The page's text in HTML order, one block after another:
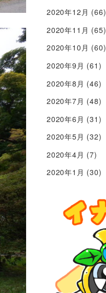
2020年12月 (66)
2020年11月 (65)
2020年10月 (60)
2020年9月 (61)
2020年8月 (46)
2020年7月 (48)
2020年6月 (31)
2020年5月 (32)
2020年4月 (7)
2020年1月 (30)